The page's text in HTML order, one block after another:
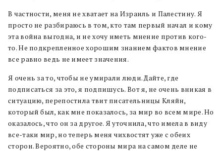
В частности, меня не хватает на Израиль и Палестину. Я
просто не разбираюсь в том, кто там первый начал и кому
эта война выгодна, и не хочу иметь мнение против кого-
то. Не подкрепленное хорошим знанием фактов мнение
все равно ведь не имеет значения.
Я очень за то, чтобы не умирали люди. Дайте, где
подписаться за это, я подпишусь. Вот я, не очень вникая в
ситуацию, перепостила твит писательницы Кляйн,
который был, как мне показалось, за мир во всем мире. Но
оказалось, что он за другое. Я уточнила, что имела в виду
все-таки мир, но теперь меня чихвостят уже с обеих
сторон. Вероятно, обе стороны мира на самом деле не